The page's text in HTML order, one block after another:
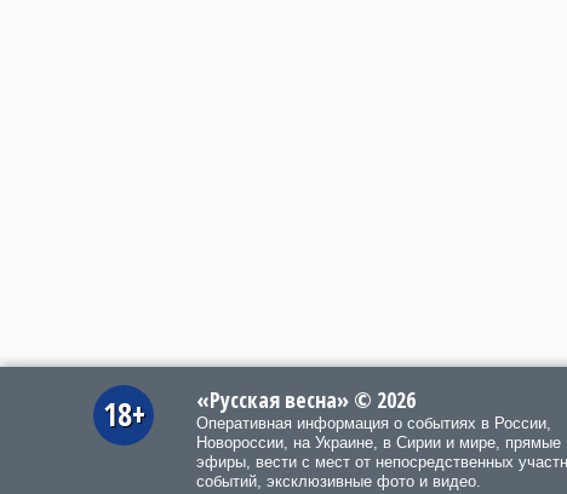
18+ «Русская весна» © 2026
Оперативная информация о событиях в России,
Новороссии, на Украине, в Сирии и мире, прямые
эфиры, вести с мест от непосредственных
событий, эксклюзивные фото и видео.